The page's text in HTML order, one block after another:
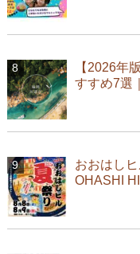
【2026年
すすめ7選
おおはし
OHASHI